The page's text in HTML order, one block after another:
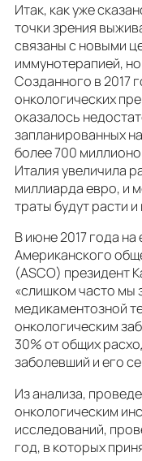
Итак, как уже
точки зрения
связаны с новыми
иммунотерапией,
Созданного в 2017
онкологических
оказалось
запланированных
более 700
Италия увеличила
миллиарда евро, и
траты будут расти
В июне 2017 года
Американского
(ASCO) президент
«слишком часто мы
медикаментозной
онкологическим
30% от общих
заболевший и его
Из анализа,
онкологическим
исследований,
год, в которых